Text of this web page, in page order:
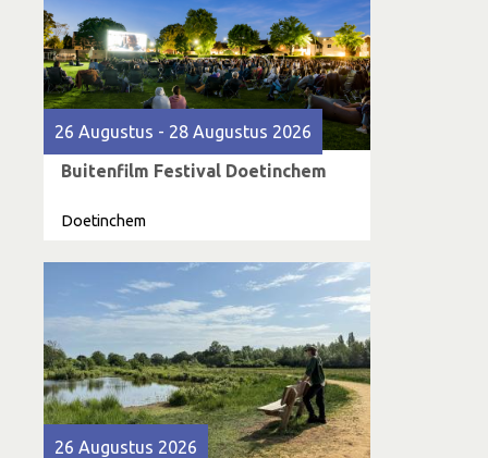
26 Augustus - 28 Augustus 2026
Buitenfilm Festival Doetinchem
Doetinchem
26 Augustus 2026